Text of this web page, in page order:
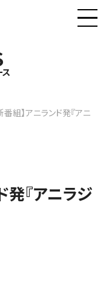
ス
番組】アニランド発『アニ
発『アニラジ